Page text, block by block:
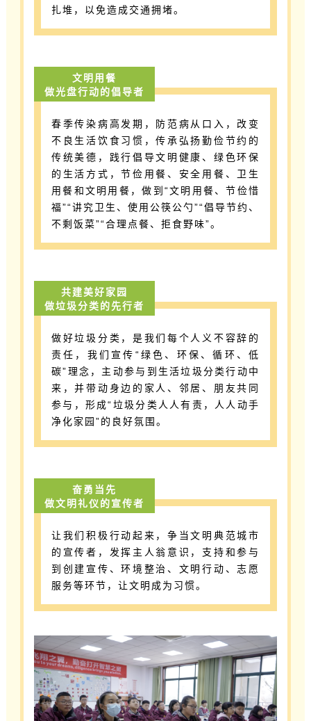
扎堆，以免造成交通拥堵。
文明用餐
做光盘行动的倡导者
春季传染病高发期，防范病从口入，改变
不良生活饮食习惯，传承弘扬勤俭节约的
传统美德，践行倡导文明健康、绿色环保
的生活方式，节俭用餐、安全用餐、卫生
用餐和文明用餐，做到“文明用餐、节俭惜
福”“讲究卫生、使用公筷公勺”“倡导节约、
不剩饭菜”“合理点餐、拒食野味”。
共建美好家园
做垃圾分类的先行者
做好垃圾分类，是我们每个人义不容辞的
责任，我们宣传“绿色、环保、循环、低
碳”理念，主动参与到生活垃圾分类行动中
来，并带动身边的家人、邻居、朋友共同
参与，形成“垃圾分类人人有责，人人动手
净化家园”的良好氛围。
奋勇当先
做文明礼仪的宣传者
让我们积极行动起来，争当文明典范城市
的宣传者，发挥主人翁意识，支持和参与
到创建宣传、环境整治、文明行动、志愿
服务等环节，让文明成为习惯。